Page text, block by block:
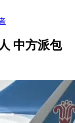
中方派包